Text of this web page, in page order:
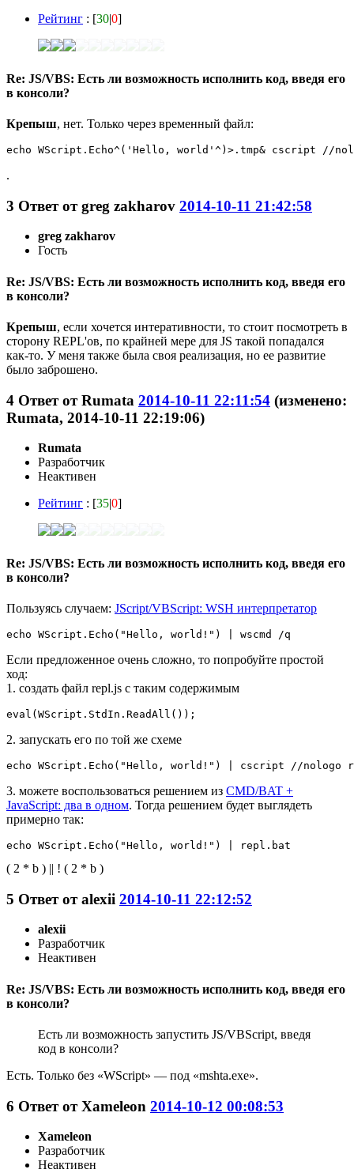
Рейтинг : [30|0]
Re: JS/VBS: Есть ли возможность исполнить код, введя его
в консоли?
Крепыш, нет. Только через временный файл:
echo WScript.Echo^('Hello, world'^)>.tmp& cscript //
.
3 Ответ отgreg zakharov 2014-10-11 21:42:58
greg zakharov
Гость
Re: JS/VBS: Есть ли возможность исполнить код, введя его
в консоли?
Крепыш, если хочется интеративности, то стоит посмотреть в
сторону REPL'ов, по крайней мере для JS такой попадался
как-то. У меня также была своя реализация, но ее развитие
было заброшено.
4 Ответ отRumata 2014-10-11 22:11:54 (изменено:
Rumata, 2014-10-11 22:19:06)
Rumata
Разработчик
Неактивен
Рейтинг : [35|0]
Re: JS/VBS: Есть ли возможность исполнить код, введя его
в консоли?
Пользуясь случаем: JScript/VBScript: WSH интерпретатор
echo WScript.Echo("Hello, world!") | wscmd /q
Если предложенное очень сложно, то попробуйте простой
ход:
1. создать файл repl.js с таким содержимым
eval(WScript.StdIn.ReadAll());
2. запускать его по той же схеме
echo WScript.Echo("Hello, world!") | cscript //nologo
3. можете воспользоваться решением из CMD/BAT +
JavaScript: два в одном. Тогда решением будет выглядеть
примерно так:
echo WScript.Echo("Hello, world!") | repl.bat
( 2 * b ) || ! ( 2 * b )
5 Ответ отalexii 2014-10-11 22:12:52
alexii
Разработчик
Неактивен
Re: JS/VBS: Есть ли возможность исполнить код, введя его
в консоли?
Есть ли возможность запустить JS/VBScript, введя
код в консоли?
Есть. Только без «WScript» — под «mshta.exe».
6 Ответ отXameleon 2014-10-12 00:08:53
Xameleon
Разработчик
Неактивен